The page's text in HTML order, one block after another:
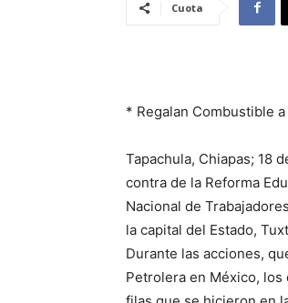
Cuota
* Regalan Combustible
Tapachula, Chiapas; 18
contra de la Reforma
Nacional de
la capital del Estado,
Durante las acciones,
Petrolera en México,